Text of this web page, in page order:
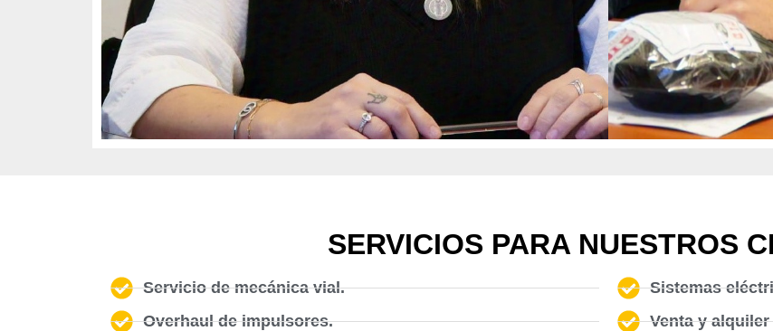
SERVICIOS PARA NUESTROS
Servicio de mecánica vial.
Overhaul de impulsores.
Sistemas
Venta y